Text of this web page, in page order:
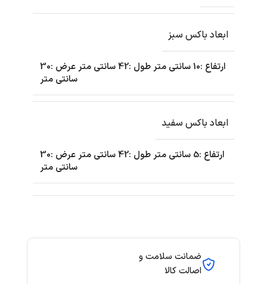
ضمانت سلامت و
اصالت کالا
ابعاد باکس سبز
ارتفاع :10 سانتی متر طول :42 سانتی متر عرض :30
سانتی متر
ابعاد باکس سفید
ارتفاع :5 سانتی متر طول :42 سانتی متر عرض :30
سانتی متر